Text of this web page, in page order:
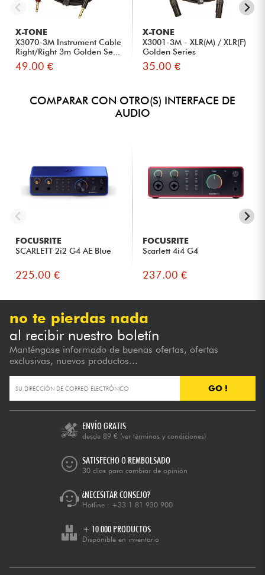
X-TONE
X3070-3M Instrument Cable
Right/Right 3m Golden Se...
49.00 €
X-TONE
X3001-3M - XLR(M) / XLR(F)
Golden Series
35.00 €
COMPARAR CON OTRO(S) INTERFACE DE
AUDIO
FOCUSRITE
SCARLETT 2i2 G4 AE Blue
225.00 €
FOCUSRITE
Scarlett 4i4 G4
237.00 €
no te pierdas nada
al recibir nuestro boletín
Manténgase informado de buenas ofertas, ofertas
exclusivas, nuevos productos...
GO !
ENVÍO GRATIS
desde 89 € (ver términos y condiciones)
SATISFECHO O REMBOLSADO
30 días para cambiar de opinión
¿NECESITAR CONSEJO?
Hotline : +33 1 81 930 900
+ 10.000 PRODUCTOS
Disponible en inventario